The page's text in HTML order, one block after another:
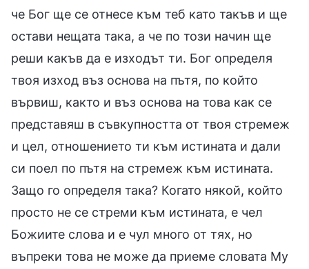
че Бог ще се отнесе към теб като такъв и ще
остави нещата така, а че по този начин ще
реши какъв да е изходът ти. Бог определя
твоя изход въз основа на пътя, по който
вървиш, както и въз основа на това как се
представяш в съвкупността от твоя стремеж
и цел, отношението ти към истината и дали
си поел по пътя на стремеж към истината.
Защо го определя така? Когато някой, който
просто не се стреми към истината, е чел
Божиите слова и е чул много от тях, но
въпреки това не може да приеме словата Му